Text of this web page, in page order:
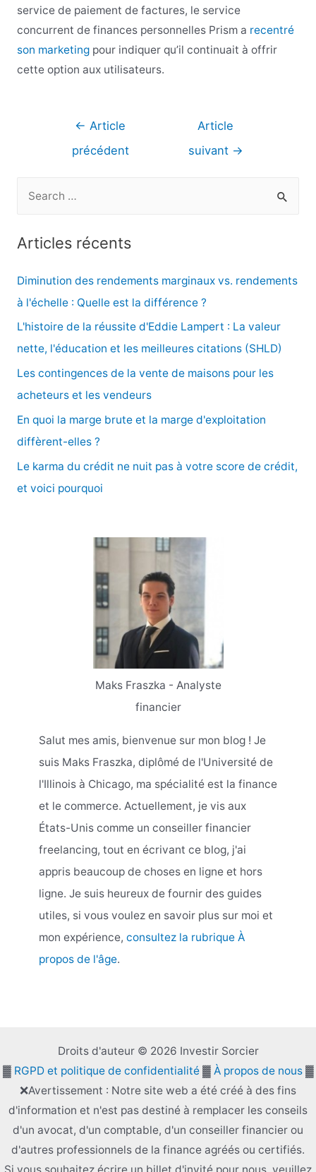
service de paiement de factures, le service
concurrent de finances personnelles Prism a recentré
son marketingpour indiquer qu’il continuait à offrir
cette option aux utilisateurs.
Navigation
l’article
← Article
précédent
Article
suivant →
e
r
c
Articles récents
Diminution des rendements marginaux vs. rendements
à l'échelle : Quelle est la différence ?
L'histoire de la réussite d'Eddie Lampert : La valeur
nette, l'éducation et les meilleures citations (SHLD)
Les contingences de la vente de maisons pour les
acheteurs et les vendeurs
En quoi la marge brute et la marge d'exploitation
diffèrent-elles ?
Le karma du crédit ne nuit pas à votre score de crédit,
et voici pourquoi
Maks Fraszka - Analyste
financier
Salut mes amis, bienvenue sur mon blog ! Je
suis Maks Fraszka, diplômé de l'Université de
l'Illinois à Chicago, ma spécialité est la finance
et le commerce. Actuellement, je vis aux
États-Unis comme un conseiller financier
freelancing, tout en écrivant ce blog, j'ai
appris beaucoup de choses en ligne et hors
ligne. Je suis heureux de fournir des guides
utiles, si vous voulez en savoir plus sur moi et
mon expérience, consultez la rubrique À
propos de l'âge.
Droits d'auteur © 2026 Investir Sorcier
▓ RGPD et politique de confidentialité▓ À propos de nous▓
❌Avertissement : Notre site web a été créé à des fins
d'information et n'est pas destiné à remplacer les conseils
d'un avocat, d'un comptable, d'un conseiller financier ou
d'autres professionnels de la finance agréés ou certifiés.